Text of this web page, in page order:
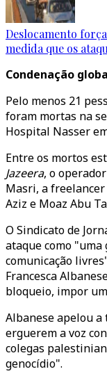
Deslocamento
medida que os
Condenação
Pelo menos 21
foram mortas na
Hospital Nasser
Entre os mortos
Jazeera, o
Masri, a freelancer
Aziz e Moaz Abu
O Sindicato de
ataque como
comunicação
Francesca
bloqueio, impor
Albanese apelou
erguerem a voz
colegas
genocídio".